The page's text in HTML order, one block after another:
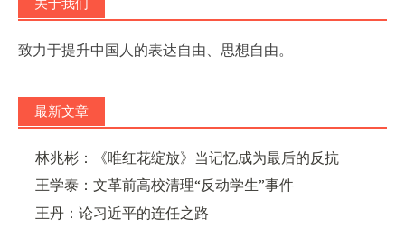
关于我们
致力于提升中国人的表达自由、思想自由。
最新文章
林兆彬：《唯红花绽放》当记忆成为最后的反抗
王学泰：文革前高校清理“反动学生”事件
王丹：论习近平的连任之路